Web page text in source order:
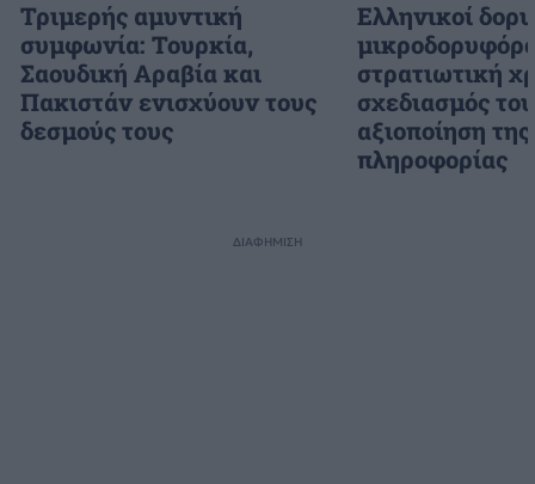
Τριμερής αμυντική
συμφωνία: Τουρκία,
Σαουδική Αραβία και
Πακιστάν ενισχύουν τους
δεσμούς τους
Ελληνικοί
στρατιωτική
σχεδιασμός
αξιοποίηση της
πληροφορίας
ΔΙΑΦΗΜΙΣΗ